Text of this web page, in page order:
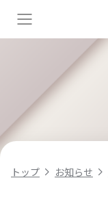
Menu
トップ お知らせ